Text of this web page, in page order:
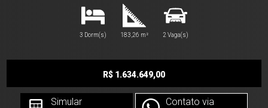
3 Dorm(s) 183,26 m² 2 Vaga(s)
R$ 1.634.649,00
Simular
Contato via